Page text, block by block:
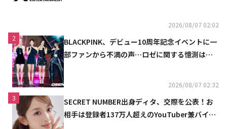
2026/08/07 02:02
2
BLACKPINK、デビュー10周年記念イベントに一
部ファンから不満の声…ロゼに関する憶測は否
2026/08/07 02:32
3
SECRET NUMBER出身ディタ、交際を公表！お
相手は登録者137万人超えのYouTuber兼バイオ